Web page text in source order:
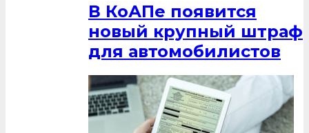
В КоАПе появится
новый крупный штраф
для автомобилистов